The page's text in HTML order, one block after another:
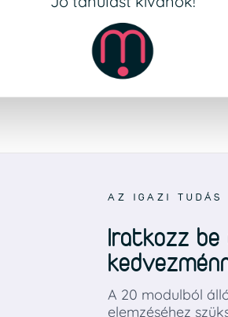
AZ IGAZI TUDÁS
Iratkozz
A 20 modulból
elemzéséhez